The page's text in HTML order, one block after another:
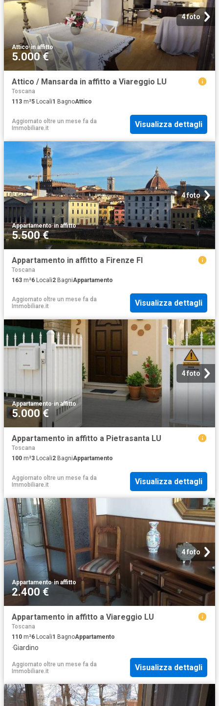
4 foto
Attico·in affitto
5.000 €
Attico / Mansarda in affitto a Viareggio LU
Toscana
113 m²5 Locali1 BagnoAttico
Aggiornato oltre un mese fa da
Immobiliare.it
Visualizza dettagli
4 foto
Appartamento·in affitto
5.500 €
Appartamento in affitto a Firenze FI
Toscana
163 m²6 Locali2 BagniAppartamento
Aggiornato oltre un mese fa da
Immobiliare.it
Visualizza dettagli
4 foto
Appartamento·in affitto
5.000 €
Appartamento in affitto a Pietrasanta LU
Toscana
100 m²3 Locali2 BagniAppartamento
Aggiornato oltre un mese fa da
Immobiliare.it
Visualizza dettagli
4 foto
Appartamento·in affitto
2.400 €
Appartamento in affitto a Viareggio LU
Toscana
110 m²6 Locali1 BagnoAppartamento
·Giardino
Aggiornato oltre un mese fa da
Immobiliare.it
Visualizza dettagli